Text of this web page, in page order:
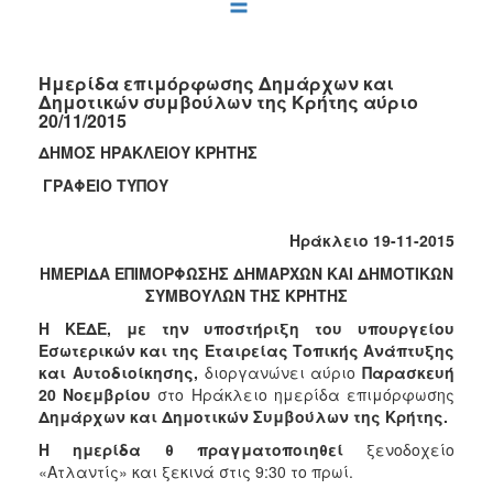
2022
2021
2020
2019
2016
2013
2012
2011
2010
2006
Ημερίδα επιμόρφωσης Δημάρχων και
Δημοτικών συμβούλων της Κρήτης αύριο
20/11/2015
ΔΗΜΟΣ ΗΡΑΚΛΕΙΟΥ ΚΡΗΤΗΣ
ΓΡΑΦΕΙΟ ΤΥΠΟΥ
Ηράκλειο 19-11-2015
ΗΜΕΡΙΔΑ ΕΠΙΜΟΡΦΩΣΗΣ ΔΗΜΑΡΧΩΝ ΚΑΙ ΔΗΜΟΤΙΚΩΝ
ΣΥΜΒΟΥΛΩΝ ΤΗΣ ΚΡΗΤΗΣ
Η ΚΕΔΕ, με την υποστήριξη του υπουργείου
Εσωτερικών και της Εταιρείας Τοπικής Ανάπτυξης
και Αυτοδιοίκησης, διοργανώνει αύριο Παρασκευή
20 Νοεμβρίου στο Ηράκλειο ημερίδα επιμόρφωσης
Δημάρχων και Δημοτικών Συμβούλων της Κρήτης.
Η ημερίδα θ πραγματοποιηθεί ξενοδοχείο
«Ατλαντίς» και ξεκινά στις 9:30 το πρωί.